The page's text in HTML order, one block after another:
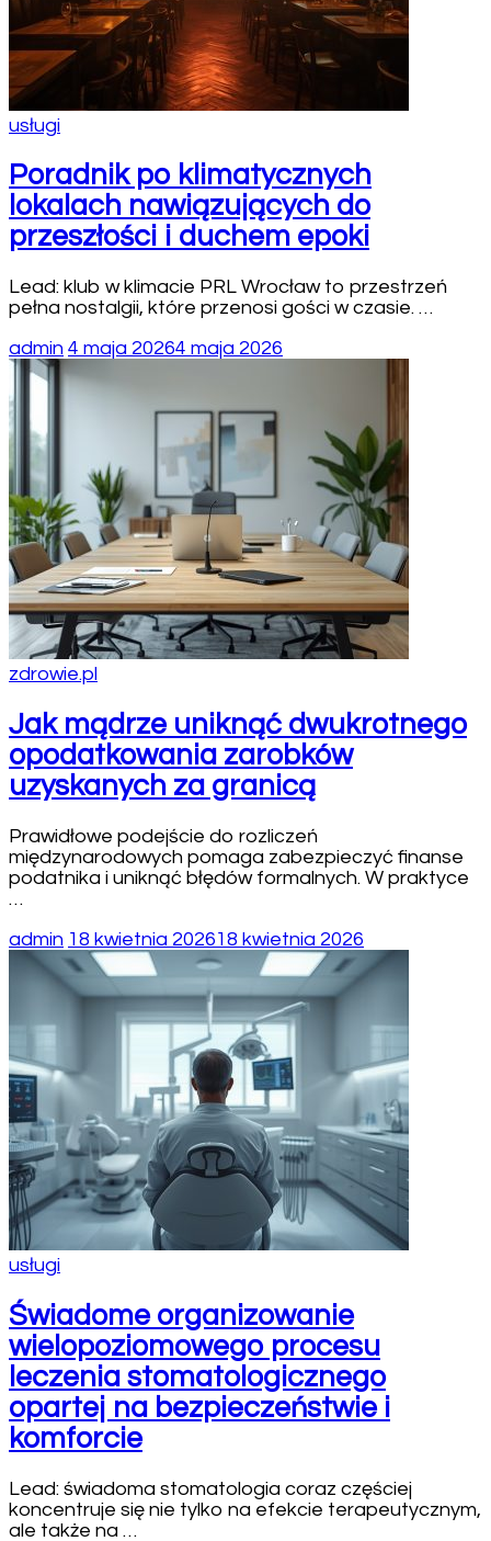
usługi
Poradnik po klimatycznych
lokalach nawiązujących do
przeszłości i duchem epoki
Lead: klub w klimacie PRL Wrocław to przestrzeń
pełna nostalgii, które przenosi gości w czasie. …
admin 4 maja 20264 maja 2026
zdrowie.pl
Jak mądrze uniknąć dwukrotnego
opodatkowania zarobków
uzyskanych za granicą
Prawidłowe podejście do rozliczeń
międzynarodowych pomaga zabezpieczyć finanse
podatnika i uniknąć błędów formalnych. W praktyce
…
admin 18 kwietnia 202618 kwietnia 2026
usługi
Świadome organizowanie
wielopoziomowego procesu
leczenia stomatologicznego
opartej na bezpieczeństwie i
komforcie
Lead: świadoma stomatologia coraz częściej
koncentruje się nie tylko na efekcie terapeutycznym,
ale także na …